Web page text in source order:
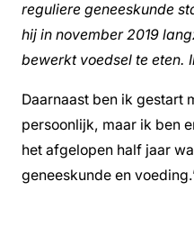
reguliere geneeskunde
hij in november 2019
bewerkt voedsel te eten.
Daarnaast ben ik gestart
persoonlijk, maar ik ben
het afgelopen half jaar
geneeskunde en